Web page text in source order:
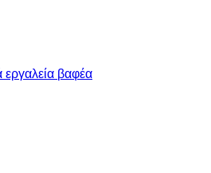
εργαλεία βαφέα